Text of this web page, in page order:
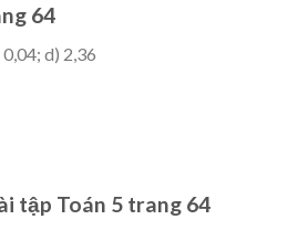
64
d) 2,36
tập Toán 5 trang 64